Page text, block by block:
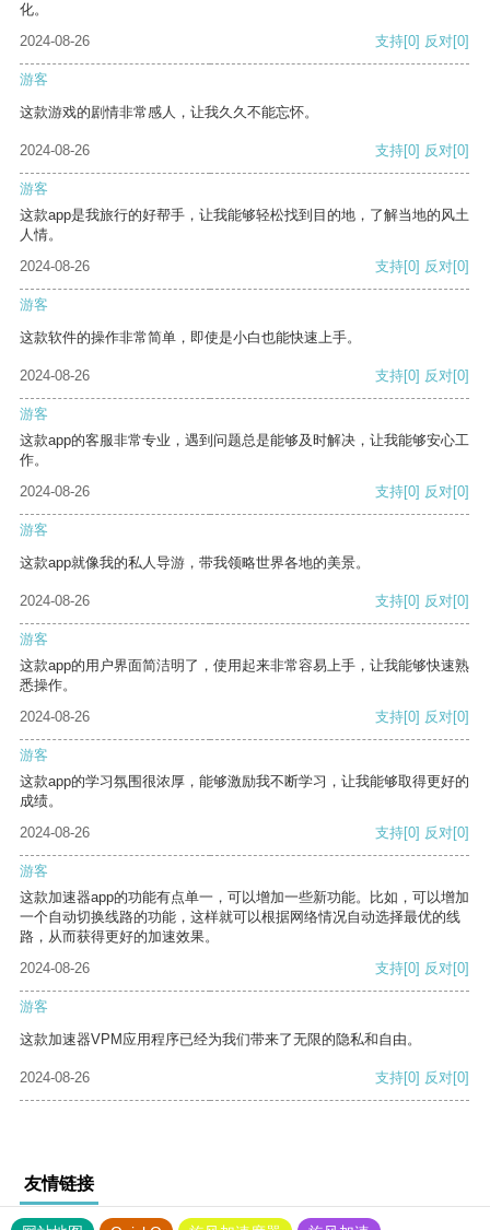
化。
2024-08-26
支持[0] 反对[0]
游客
这款游戏的剧情非常感人，让我久久不能忘怀。
2024-08-26 支持[0] 反对[0]
游客
这款app是我旅行的好帮手，让我能够轻松找到目的地，了解当地的风土
人情。
2024-08-26
支持[0] 反对[0]
游客
这款软件的操作非常简单，即使是小白也能快速上手。
2024-08-26 支持[0] 反对[0]
游客
这款app的客服非常专业，遇到问题总是能够及时解决，让我能够安心工
作。
2024-08-26
支持[0] 反对[0]
游客
这款app就像我的私人导游，带我领略世界各地的美景。
2024-08-26 支持[0] 反对[0]
游客
这款app的用户界面简洁明了，使用起来非常容易上手，让我能够快速熟
悉操作。
2024-08-26
支持[0] 反对[0]
游客
这款app的学习氛围很浓厚，能够激励我不断学习，让我能够取得更好的
成绩。
2024-08-26
支持[0] 反对[0]
游客
这款加速器app的功能有点单一，可以增加一些新功能。比如，可以增加
一个自动切换线路的功能，这样就可以根据网络情况自动选择最优的线
路，从而获得更好的加速效果。
2024-08-26
支持[0] 反对[0]
游客
这款加速器VPM应用程序已经为我们带来了无限的隐私和自由。
2024-08-26 支持[0] 反对[0]
友情链接